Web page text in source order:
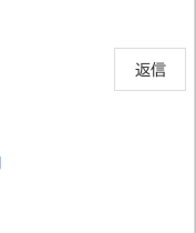
返信